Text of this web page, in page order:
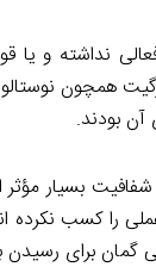
نداشته و یا
همچون
آن بودند.
بسیار
را کسب نکرده